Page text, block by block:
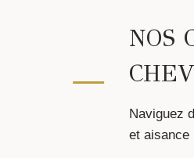
NOS
Naviguez
et aisance